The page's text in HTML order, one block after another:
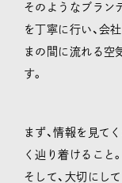
そのようなブラン
を丁寧に行い、会
まの間に流れる空
す。
まず、情報を見て
く辿り着けること。
そして、大切にし